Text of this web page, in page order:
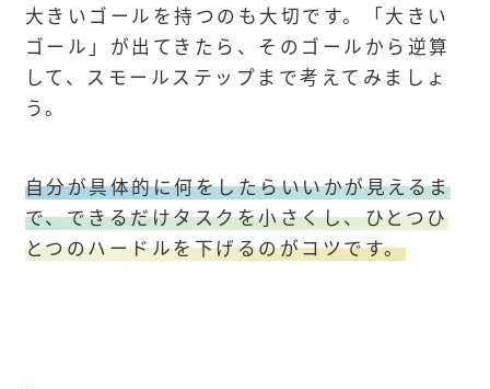
大きいゴールを持つのも大切です。「大きい
ゴール」が出てきたら、そのゴールから逆算
して、スモールステップまで考えてみましょ
う。
自分が具体的に何をしたらいいかが見えるま
で、できるだけタスクを小さくし、ひとつひ
とつのハードルを下げるのがコツです。